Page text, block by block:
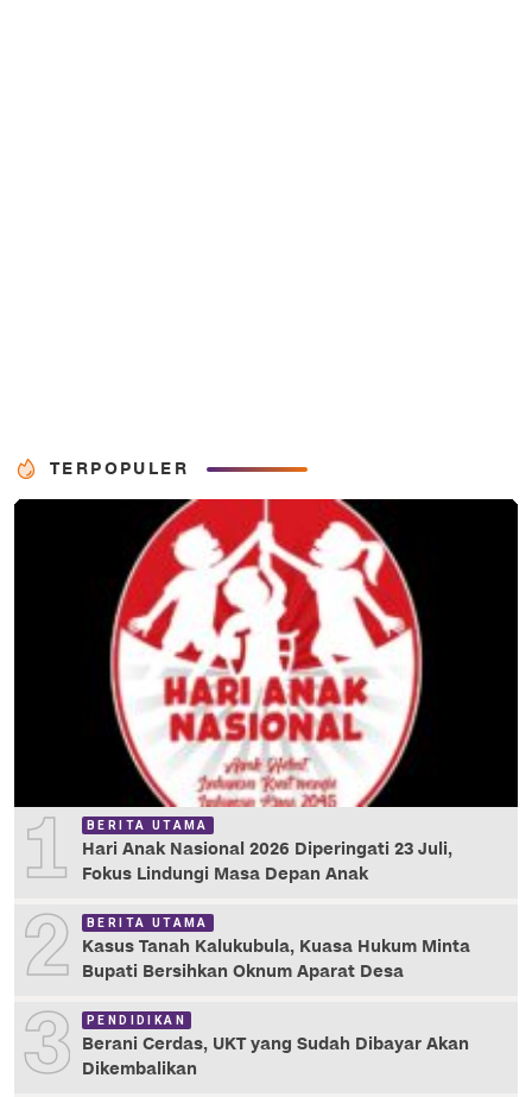
TERPOPULER
1 BERITA UTAMA
Hari Anak Nasional 2026 Diperingati 23 Juli,
Fokus Lindungi Masa Depan Anak
2 BERITA UTAMA
Kasus Tanah Kalukubula, Kuasa Hukum Minta
Bupati Bersihkan Oknum Aparat Desa
3 PENDIDIKAN
Berani Cerdas, UKT yang Sudah Dibayar Akan
Dikembalikan